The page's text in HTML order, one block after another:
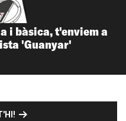
i bàsica, t'enviem a
'Guanyar'